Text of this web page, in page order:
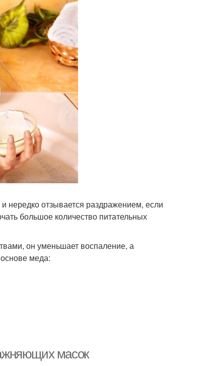
нередко отзывается раздражением, если
большое количество питательных
он уменьшает воспаление, а
меда:
масок